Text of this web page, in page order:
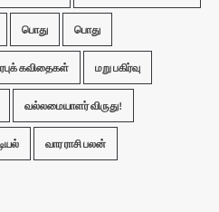
பொது பொது
கவிதைகள் மறு பகிர்வு
வல்லமையாளர் விருது!
வார ராசி பலன்